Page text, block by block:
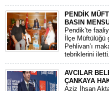
PENDİK
BASIN
​Pendik’te
İlçe Müftülüğü
Pehlivan’ı
tebriklerini iletti.
AVCILAR
ÇANKAYA
​Aziz İhsan